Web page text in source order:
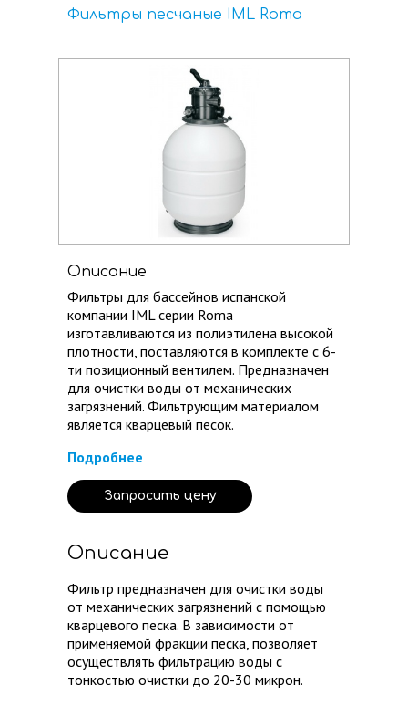
Фильтры песчаные IML Roma
Описание
Фильтры для бассейнов испанской
компании IML серии Roma
изготавливаются из полиэтилена высокой
плотности, ​поставляются в комплекте с 6-
ти позиционный вентилем. Предназначен
для очистки воды от механических
загрязнений. Фильтрующим материалом
является кварцевый песок.
Подробнее
Запросить цену
Описание
Фильтр предназначен для очистки воды
от механических загрязнений с помощью
кварцевого песка. В зависимости от
применяемой фракции песка, ​позволяет
осуществлять фильтрацию воды с
тонкостью очистки до 20-30 микрон.